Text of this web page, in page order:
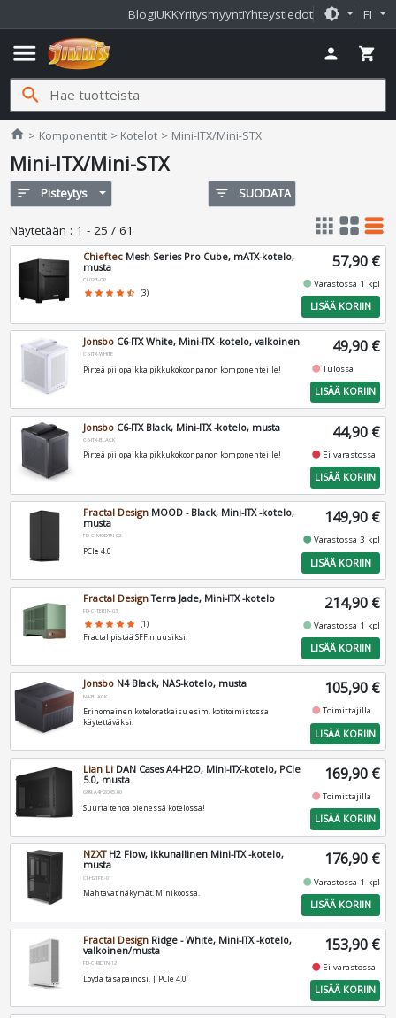
BlogiUKKYritysmyyntiYhteystiedot brightness_medium FI
menu person shopping_cart
search
home Jimms.fi
Komponentit Kotelot Mini-ITX/Mini-STX
Mini-ITX/Mini-STX
sort Pisteytys filter_list SUODATA
Näytetään : 1 - 25 / 61 apps grid_view table_rows
Chieftec Mesh Series Pro Cube, mATX-kotelo,
musta
CI-02B-OP
star star star star star_half (3)
57,90 €
fiber_manual_recordVarastossa 1 kpl
LISÄÄ KORIIN
Jonsbo C6-ITX White, Mini-ITX -kotelo, valkoinen
C6-ITX-WHITE
Pirteä piilopaikka pikkukokoonpanon komponenteille!
49,90 €
fiber_manual_recordTulossa
LISÄÄ KORIIN
Jonsbo C6-ITX Black, Mini-ITX -kotelo, musta
C6-ITX-BLACK
Pirteä piilopaikka pikkukokoonpanon komponenteille!
44,90 €
fiber_manual_record Ei varastossa
LISÄÄ KORIIN
Fractal Design MOOD - Black, Mini-ITX -kotelo,
musta
FD-C-MOD1N-02
PCIe 4.0
149,90 €
fiber_manual_recordVarastossa 3 kpl
LISÄÄ KORIIN
Fractal DesignTerra Jade, Mini-ITX -kotelo
FD-C-TER1N-03
star star star star star (1)
Fractal pistää SFF:n uusiksi!
214,90 €
fiber_manual_recordVarastossa 1 kpl
LISÄÄ KORIIN
Jonsbo N4 Black, NAS-kotelo, musta
N4-BLACK
Erinomainen koteloratkaisu esim. kotitoimistossa
käytettäväksi!
105,90 €
fiber_manual_recordToimittajilla
LISÄÄ KORIIN
Lian Li DAN Cases A4-H2O, Mini-ITX-kotelo, PCIe
5.0, musta
G99.A4H2OX5.00
Suurta tehoa pienessä kotelossa!
169,90 €
fiber_manual_recordToimittajilla
LISÄÄ KORIIN
NZXTH2 Flow, ikkunallinen Mini-ITX -kotelo,
musta
CI-H21FB-01
Mahtavat näkymät. Minikoossa.
176,90 €
fiber_manual_recordVarastossa 1 kpl
LISÄÄ KORIIN
Fractal Design Ridge - White, Mini-ITX -kotelo,
valkoinen/musta
FD-C-RID1N-12
Löydä tasapainosi. | PCIe 4.0
153,90 €
fiber_manual_record Ei varastossa
LISÄÄ KORIIN